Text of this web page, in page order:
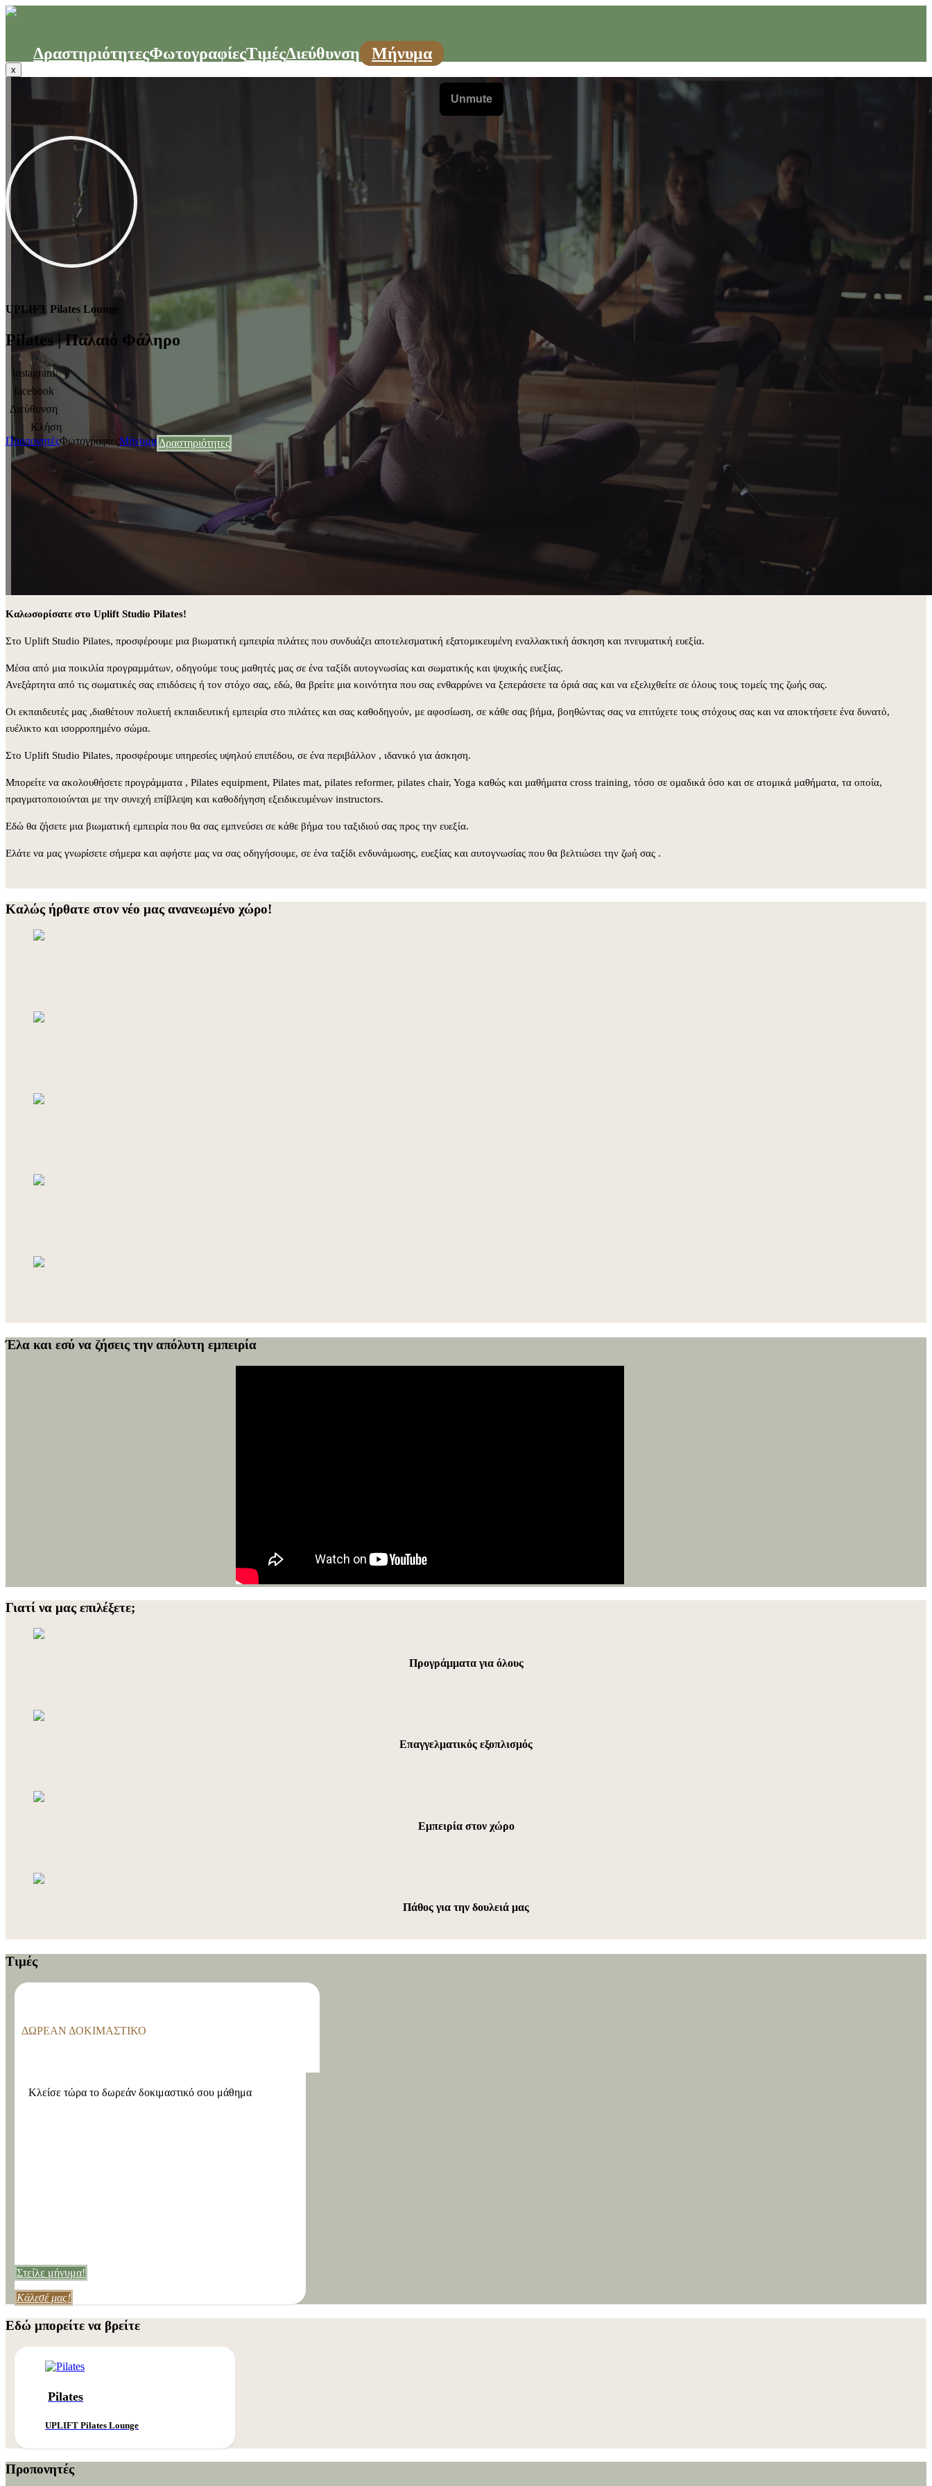
ΔραστηριότητεςΦωτογραφίεςΤιμέςΔιεύθυνση Μήνυμα
x
UPLIFT Pilates Lounge
Pilates | Παλαιό Φάληρο
instagram
facebook
Διεύθυνση
Κλήση
ΠροπονητέςΦωτογραφίεςΜήνυμαΔραστηριότητες
Καλωσορίσατε στο Uplift Studio Pilates!
Στο Uplift Studio Pilates, προσφέρουμε μια βιωματική εμπειρία πιλάτες που συνδυάζει αποτελεσματική εξατομικευμένη εναλλακτική άσκηση και πνευματική ευεξία.
Μέσα από μια ποικιλία προγραμμάτων, οδηγούμε τους μαθητές μας σε ένα ταξίδι αυτογνωσίας και σωματικής και ψυχικής ευεξίας.
Ανεξάρτητα από τις σωματικές σας επιδόσεις ή τον στόχο σας, εδώ, θα βρείτε μια κοινότητα που σας ενθαρρύνει να ξεπεράσετε τα όριά σας και να εξελιχθείτε σε όλους τους τομείς της ζωής σας.
Οι εκπαιδευτές μας ,διαθέτουν πολυετή εκπαιδευτική εμπειρία στο πιλάτες και σας καθοδηγούν, με αφοσίωση, σε κάθε σας βήμα, βοηθώντας σας να επιτύχετε τους στόχους σας και να αποκτήσετε ένα δυνατό,
ευέλικτο και ισορροπημένο σώμα.
Στο Uplift Studio Pilates, προσφέρουμε υπηρεσίες υψηλού επιπέδου, σε ένα περιβάλλον , ιδανικό για άσκηση.
Μπορείτε να ακολουθήσετε προγράμματα , Pilates equipment, Pilates mat, pilates reformer, pilates chair, Yoga καθώς και μαθήματα cross training, τόσο σε ομαδικά όσο και σε ατομικά μαθήματα, τα οποία,
πραγματοποιούνται με την συνεχή επίβλεψη και καθοδήγηση εξειδικευμένων instructors.
Εδώ θα ζήσετε μια βιωματική εμπειρία που θα σας εμπνεύσει σε κάθε βήμα του ταξιδιού σας προς την ευεξία.
Ελάτε να μας γνωρίσετε σήμερα και αφήστε μας να σας οδηγήσουμε, σε ένα ταξίδι ενδυνάμωσης, ευεξίας και αυτογνωσίας που θα βελτιώσει την ζωή σας .
Καλώς ήρθατε στον νέο μας ανανεωμένο χώρο!
Έλα και εσύ να ζήσεις την απόλυτη εμπειρία
Γιατί να μας επιλέξετε;
Προγράμματα για όλους
Επαγγελματικός εξοπλισμός
Εμπειρία στον χώρο
Πάθος για την δουλειά μας
Τιμές
ΔΩΡΕΆΝ ΔΟΚΙΜΑΣΤΙΚΌ
Κλείσε τώρα το δωρεάν δοκιμαστικό σου μάθημα
Στείλε μήνυμα!
Κάλεσέ μας!
Εδώ μπορείτε να βρείτε
Pilates
UPLIFT Pilates Lounge
Προπονητές